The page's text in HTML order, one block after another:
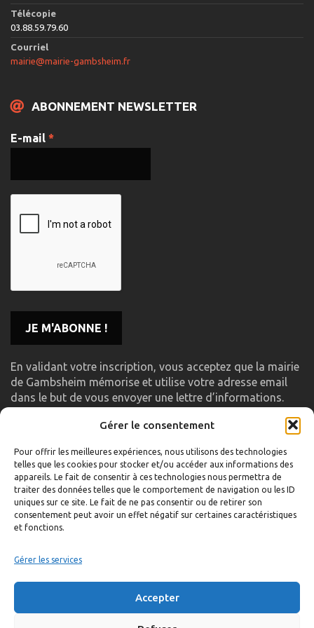
Gérer le consentement
Pour offrir les meilleures expériences, nous utilisons des technologies
telles que les cookies pour stocker et/ou accéder aux informations des
appareils. Le fait de consentir à ces technologies nous permettra de
traiter des données telles que le comportement de navigation ou les ID
uniques sur ce site. Le fait de ne pas consentir ou de retirer son
consentement peut avoir un effet négatif sur certaines caractéristiques
et fonctions.
Gérer les services
Accepter
Télécopie
03.88.59.79.60
Courriel
mairie@mairie-gambsheim.fr
ABONNEMENT NEWSLETTER
E-mail *
En validant votre inscription, vous acceptez que la mairie
de Gambsheim mémorise et utilise votre adresse email
dans le but de vous envoyer une lettre d’informations.
LIENS UTILES
Accueil
Formulaire de contact
Gambs TV
Mentions légales